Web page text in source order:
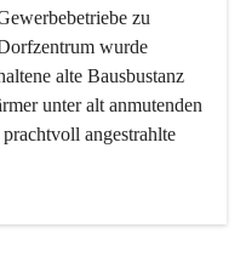
zu
wurde
alte Bausbustanz
unter alt anmutenden
angestrahlte
mehr, ist aber integrativer